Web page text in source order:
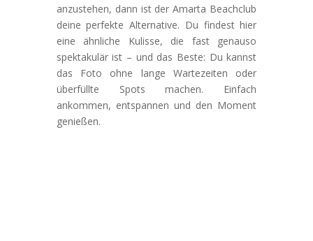
anzustehen, dann ist der Amarta Beachclub
deine perfekte Alternative. Du findest hier
eine ähnliche Kulisse, die fast genauso
spektakulär ist – und das Beste: Du kannst
das Foto ohne lange Wartezeiten oder
überfüllte Spots machen. Einfach
ankommen, entspannen und den Moment
genießen.